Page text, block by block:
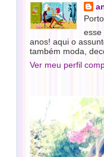
esse
anos! aqui o
também moda,
Ver meu perfil